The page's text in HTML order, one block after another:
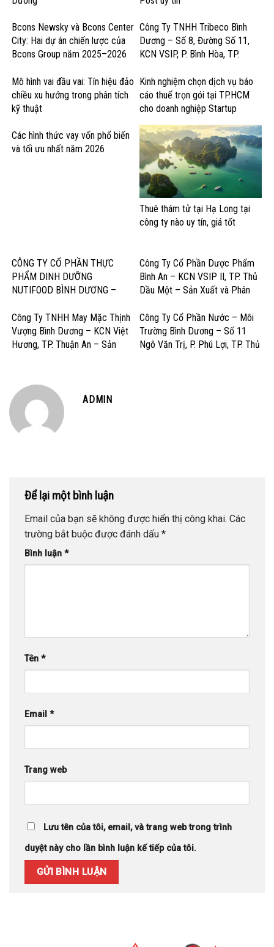
Bcons Newsky và Bcons Center
City: Hai dự án chiến lược của
Bcons Group năm 2025–2026
Công Ty TNHH Tribeco Bình
Dương – Số 8, Đường Số 11,
KCN VSIP, P. Bình Hòa, TP.
Khát & Thực Phẩm
Mô hình vai đầu vai: Tín hiệu đảo
chiều xu hướng trong phân tích
kỹ thuật
Kinh nghiệm chọn dịch vụ báo
cáo thuế trọn gói tại TP.HCM
cho doanh nghiệp Startup
Các hình thức vay vốn phổ biến
và tối ưu nhất năm 2026
Thuê thám tử tại Hạ Long tại
công ty nào uy tín, giá tốt
CÔNG TY CỔ PHẦN THỰC
PHẨM DINH DƯỠNG
NUTIFOOD BÌNH DƯƠNG –
– Sản Xuất Sữa và Sản Phẩm
Dinh Dưỡng
Công Ty Cổ Phần Dược Phẩm
Bình An – KCN VSIP II, TP. Thủ
Dầu Một – Sản Xuất và Phân
Cao
Công Ty TNHH May Mặc Thịnh
Vượng Bình Dương – KCN Việt
Hương, TP. Thuận An – Sản
Công Ty Cổ Phần Nước – Môi
Trường Bình Dương – Số 11
Ngô Văn Trị, P. Phú Lợi, TP. Thủ
ADMIN
Để lại một bình luận
Email của bạn sẽ không được hiển thị công khai. Các
trường bắt buộc được đánh dấu *
Bình luận *
Tên *
Email *
Trang web
Lưu tên của tôi, email, và trang web trong trình
duyệt này cho lần bình luận kế tiếp của tôi.